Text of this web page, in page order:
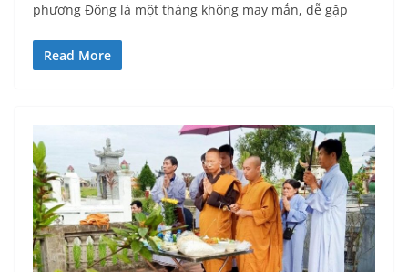
phương Đông là một tháng không may mắn, dễ gặp
Read More